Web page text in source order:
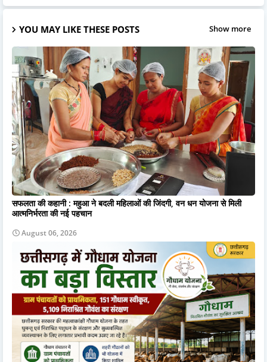
YOU MAY LIKE THESE POSTS Show more
सफलता की कहानी : महुआ ने बदली महिलाओं की जिंदगी, वन धन योजना से मिली
आत्मनिर्भरता की नई पहचान
August 06, 2026